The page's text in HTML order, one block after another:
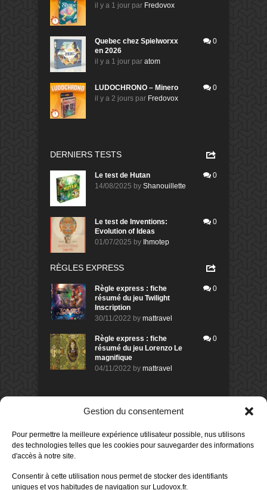
Gestion du consentement
Pour permettre la meilleure expérience utilisateur possible, nus utilisons
des technologies telles que les cookies pour sauvegarder des informations
d'accès à notre site.
Consentir à cette utilisation nous permet de stocker des identifiants
uniques et vos habitudes de navigation sur Ludovox.fr.
il y a 1 jour par Fredovox
Quebec chez Spielworxx
en 2026
il y a 1 jour par atom
0
LUDOCHRONO – Minero
il y a 2 jours par Fredovox
0
DERNIERS TESTS
Le test de Hutan
14/08/2025 by Shanouillette
0
Le test de Inventions:
Evolution of Ideas
01/07/2025 by Ihmotep
0
RÈGLES EXPRESS
Règle express : fiche
résumé du jeu Twilight
Inscription
30/11/2022 by mattravel
0
Règle express : fiche
résumé du jeu Lorenzo Le
magnifique
04/11/2022 by mattravel
0
DERNIERS AVIS DES MEMBRES
Avis de
Sur le jeu Collect!
il y a 13 heures
Avis demorlockbob
Sur le jeu Detective Box - Ciao
80%